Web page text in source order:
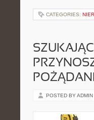
CATEGORIES:
POSTED BY ADMIN